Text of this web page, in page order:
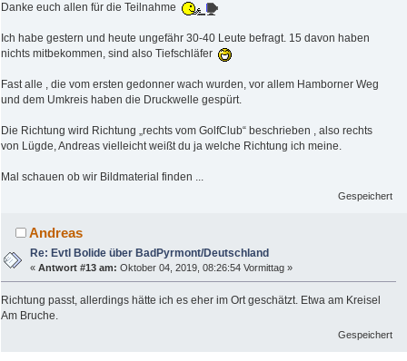
Danke euch allen für die Teilnahme
Ich habe gestern und heute ungefähr 30-40 Leute befragt. 15 davon haben
nichts mitbekommen, sind also Tiefschläfer
Fast alle , die vom ersten gedonner wach wurden, vor allem Hamborner Weg
und dem Umkreis haben die Druckwelle gespürt.
Die Richtung wird Richtung „rechts vom GolfClub“ beschrieben , also rechts
von Lügde, Andreas vielleicht weißt du ja welche Richtung ich meine.
Mal schauen ob wir Bildmaterial finden ...
Gespeichert
Andreas
Re: Evtl Bolide über BadPyrmont/Deutschland
«Antwort #13 am: Oktober 04, 2019, 08:26:54 Vormittag »
Richtung passt, allerdings hätte ich es eher im Ort geschätzt. Etwa am Kreisel
Am Bruche.
Gespeichert